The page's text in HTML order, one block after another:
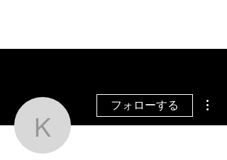
kpsolution81
フォローする